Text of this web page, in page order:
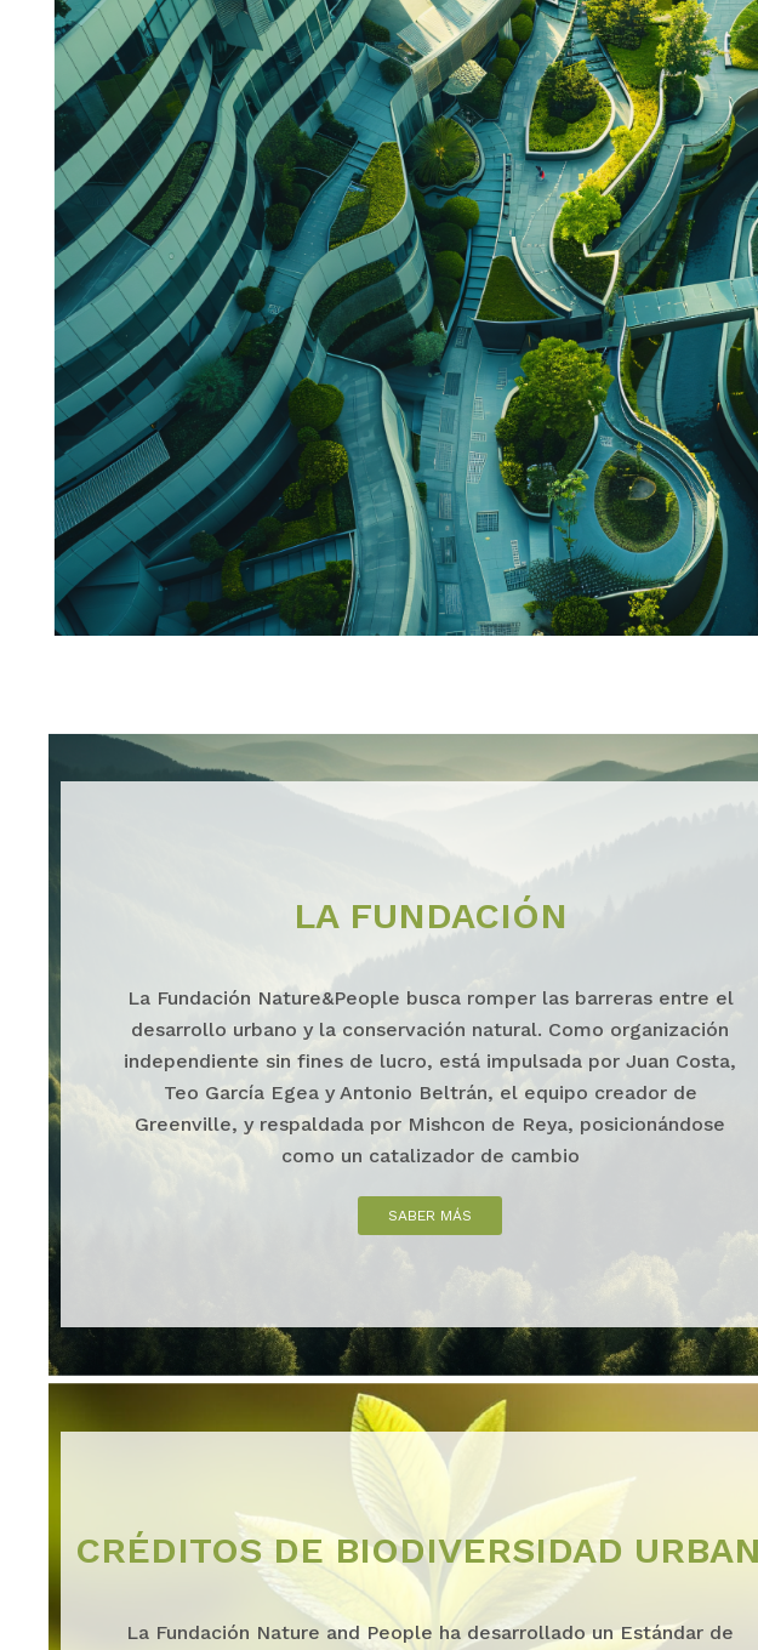
LA FUNDACIÓN
La Fundación Nature&People busca romper las barreras entre el
desarrollo urbano y la conservación natural. Como organización
independiente sin fines de lucro, está impulsada por Juan Costa,
Teo García Egea y Antonio Beltrán, el equipo creador de
Greenville, y respaldada por Mishcon de Reya, posicionándose
como un catalizador de cambio
SABER MÁS
CRÉDITOS DE BIODIVERSIDAD
La Fundación Nature and People ha desarrollado un Estándar de